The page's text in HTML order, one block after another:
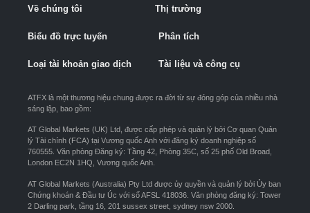
Về chúng tôi Thị trường
Biểu đồ trực tuyến Phân tích
Loại tài khoản giao dịch Tài liệu và công cụ
ATFX là một thương hiệu chung được ra đời từ sự đóng góp của nhiều nhà
sáng lập, bao gồm:
AT Global Markets (UK) Ltd, được cấp phép và quản lý bởi Cơ quan Quản
lý Tài chính (FCA) tại Vương quốc Anh với đăng ký doanh nghiệp số
760555. Văn phòng Đăng ký: Tầng 42, Phòng 35C, số 25 phố Old Broad,
London EC2N 1HQ, Vương quốc Anh.
AT Global Markets (Australia) Pty Ltd được ủy quyền và quản lý bởi Ủy ban
Chứng khoán & Đầu tư Úc với số AFSL 418036. Văn phòng đăng ký: Tower
2 Darling park, tầng 16, 201 sussex street, sydney nsw 2000.